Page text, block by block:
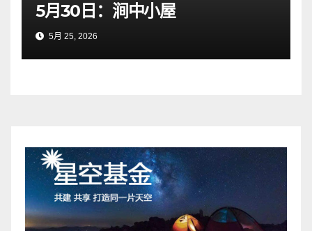
5月30日：涧中小屋
5月 25, 2026